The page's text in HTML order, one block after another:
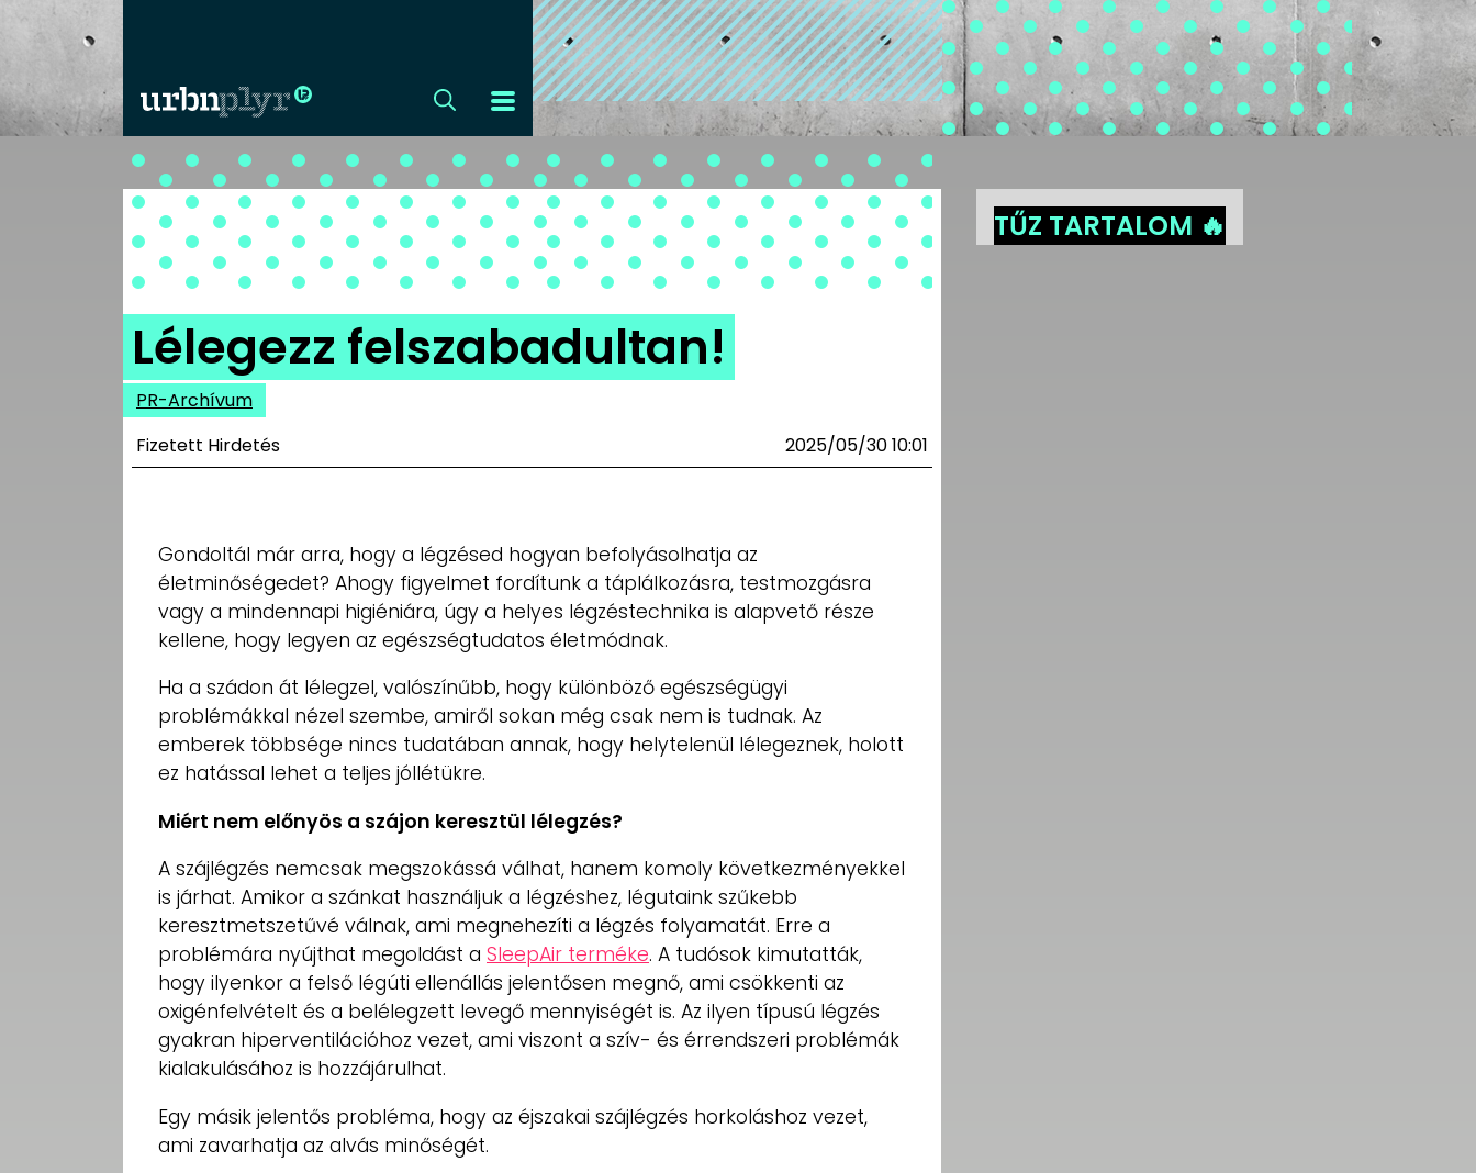
CÍMLAP
DIZÁJN
DIVAT
HIP
ZENE
MÉDIAAJÁNLAT
IMPRESSZUM
PR-ARCHÍVUM
ADATKEZELÉSI
TÁJÉKOZTATÓ
Lélegezz felszabadultan!
PR-Archívum
Fizetett Hirdetés
2025/05/30 10:01
Gondoltál már arra, hogy a légzésed hogyan befolyásolhatja az
életminőségedet? Ahogy figyelmet fordítunk a táplálkozásra, testmozgásra
vagy a mindennapi higiéniára, úgy a helyes légzéstechnika is alapvető része
kellene, hogy legyen az egészségtudatos életmódnak.
Ha a szádon át lélegzel, valószínűbb, hogy különböző egészségügyi
problémákkal nézel szembe, amiről sokan még csak nem is tudnak. Az
emberek többsége nincs tudatában annak, hogy helytelenül lélegeznek, holott
ez hatással lehet a teljes jóllétükre.
Miért nem előnyös a szájon keresztül lélegzés?
A szájlégzés nemcsak megszokássá válhat, hanem komoly következményekkel
is járhat. Amikor a szánkat használjuk a légzéshez, légutaink szűkebb
keresztmetszetűvé válnak, ami megnehezíti a légzés folyamatát. Erre a
problémára nyújthat megoldást a SleepAir terméke. A tudósok kimutatták,
hogy ilyenkor a felső légúti ellenállás jelentősen megnő, ami csökkenti az
oxigénfelvételt és a belélegzett levegő mennyiségét is. Az ilyen típusú légzés
gyakran hiperventilációhoz vezet, ami viszont a szív- és érrendszeri problémák
kialakulásához is hozzájárulhat.
Egy másik jelentős probléma, hogy az éjszakai szájlégzés horkoláshoz vezet,
ami zavarhatja az alvás minőségét.
TŰZ TARTALOM 🔥